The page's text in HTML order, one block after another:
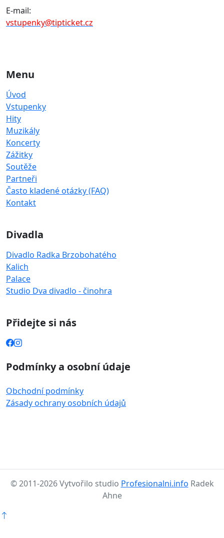
E-mail:
vstupenky@tipticket.cz
Menu
Úvod
Vstupenky
Hity
Muzikály
Koncerty
Zážitky
Soutěže
Partneři
Často kladené otázky (FAQ)
Kontakt
Divadla
Divadlo Radka Brzobohatého
Kalich
Palace
Studio Dva divadlo - činohra
Přidejte si nás
Podmínky a osobní údaje
Obchodní podmínky
Zásady ochrany osobních údajů
© 2011-2026 Vytvořilo studio Profesionalni.info Radek
Ahne